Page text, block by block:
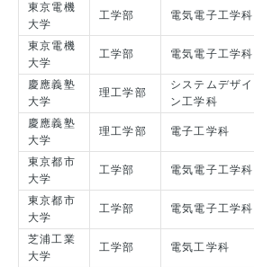
東京電機
大学
工学部 電気電子工学科
東京電機
大学
工学部 電気電子工学科
慶應義塾
大学
理工学部
システムデザイ
ン工学科
慶應義塾
大学
理工学部 電子工学科
東京都市
大学
工学部 電気電子工学科
東京都市
大学
工学部 電気電子工学科
芝浦工業
大学
工学部 電気工学科